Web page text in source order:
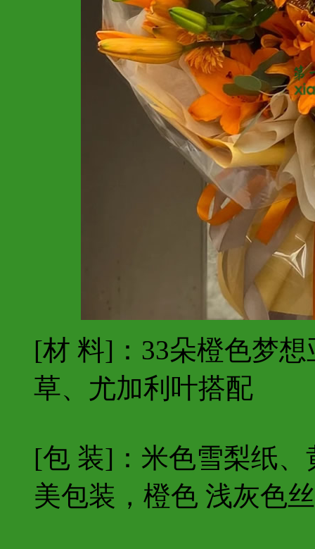
[材 料]：33朵橙色梦想
草、尤加利叶搭配
[包 装]：米色雪梨纸
美包装，橙色 浅灰色